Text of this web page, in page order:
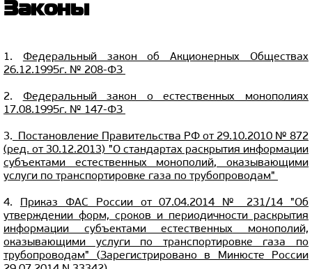
Законы
1. Федеральный закон об Акционерных Обществах
26.12.1995г. № 208-ФЗ
2. Федеральный закон о естественных монополиях
17.08.1995г. № 147-ФЗ
3.
Постановление Правительства РФ от 29.10.2010 № 872
(ред. от 30.12.2013) "О стандартах раскрытия информации
субъектами естественных монополий, оказывающими
услуги по транспортировке газа по трубопроводам"
4.
Приказ ФАС России от 07.04.2014 № 231/14 "Об
утверждении форм, сроков и периодичности раскрытия
информации субъектами естественных монополий,
оказывающими услуги по транспортировке газа по
трубопроводам" (Зарегистрировано в Минюсте России